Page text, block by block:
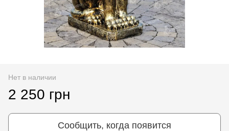
Нет в наличии
2 250 грн
Сообщить, когда появится